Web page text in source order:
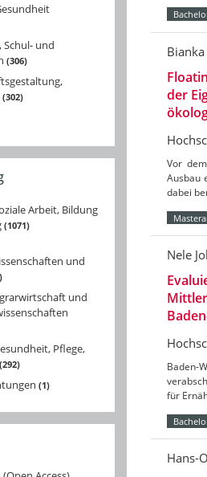
Schul- und
306
302
Arbeit, Bildung
1071
und
und
Pflege,
292
1
der
Vor
Ausbau
dabei
Nele
Baden-
für
Hans-